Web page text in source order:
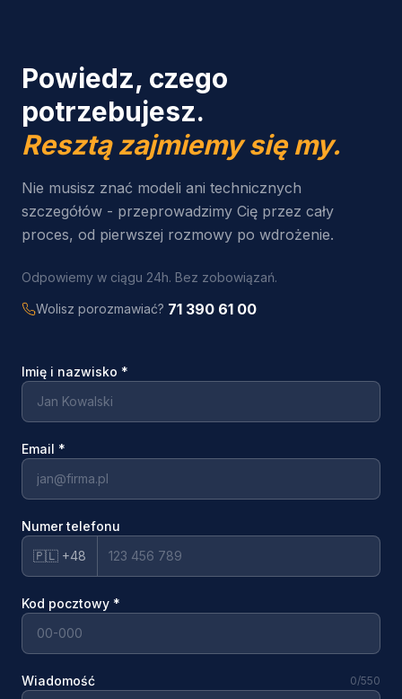
Powiedz, czego
potrzebujesz.
Resztą zajmiemy się my.
Nie musisz znać modeli ani technicznych
szczegółów - przeprowadzimy Cię przez cały
proces, od pierwszej rozmowy po wdrożenie.
Odpowiemy w ciągu 24h. Bez zobowiązań.
Wolisz porozmawiać? 71 390 61 00
Imię i nazwisko *
Email *
Numer telefonu
🇵🇱 +48
Kod pocztowy *
Wiadomość 0/550